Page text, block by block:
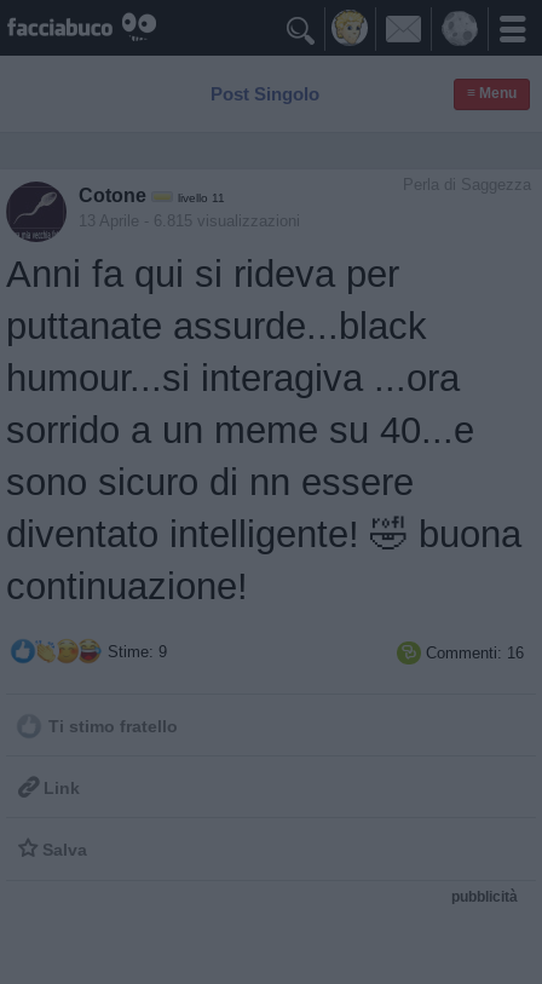

Post Singolo ≡ Menu
Perla di Saggezza
Cotone livello 11
13 Aprile - 6.815 visualizzazioni
Anni fa qui si rideva per
puttanate assurde...black
humour...si interagiva ...ora
sorrido a un meme su 40...e
sono sicuro di nn essere
diventato intelligente! 🤣 buona
continuazione!
Stime: 9  Commenti: 16
Ti stimo fratello
 Link
 Salva
pubblicità